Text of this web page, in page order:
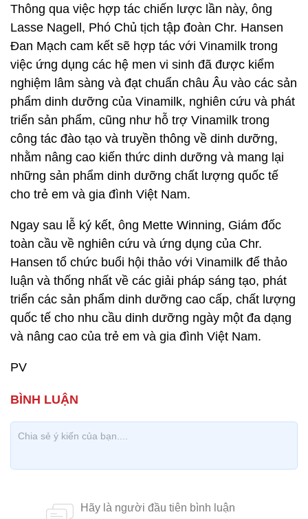
Thông qua việc hợp tác chiến lược lần này, ông
Lasse Nagell, Phó Chủ tịch tập đoàn Chr. Hansen
Đan Mạch cam kết sẽ hợp tác với Vinamilk trong
việc ứng dụng các hệ men vi sinh đã được kiểm
nghiệm lâm sàng và đạt chuẩn châu Âu vào các sản
phẩm dinh dưỡng của Vinamilk, nghiên cứu và phát
triển sản phẩm, cũng như hỗ trợ Vinamilk trong
công tác đào tạo và truyền thông về dinh dưỡng,
nhằm nâng cao kiến thức dinh dưỡng và mang lại
những sản phẩm dinh dưỡng chất lượng quốc tế
cho trẻ em và gia đình Việt Nam.
Ngay sau lễ ký kết, ông Mette Winning, Giám đốc
toàn cầu về nghiên cứu và ứng dụng của Chr.
Hansen tổ chức buổi hội thảo với Vinamilk để thảo
luận và thống nhất về các giải pháp sáng tạo, phát
triển các sản phẩm dinh dưỡng cao cấp, chất lượng
quốc tế cho nhu cầu dinh dưỡng ngày một đa dạng
và nâng cao của trẻ em và gia đình Việt Nam.
PV